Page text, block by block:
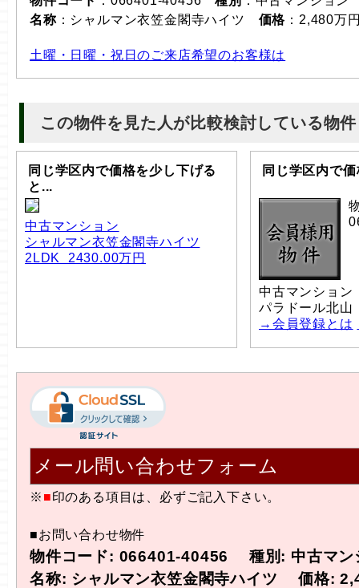
名称：シャルマン衣笠金閣寺ハイツ 価格 ：2,480万
土曜・日曜・祝日のご来店希望のお客様は
この物件を見た人が比較検討している物件
同じ学区内で価格を少し下げる
と...
中古マンション
シャルマン衣笠金閣寺ハイツ
2LDK 2430.00万円
同じ学区内で
中古マンション
パラドール北山
→会員登録とは
メール問い合わせフォーム
※ ■印のある項目は、必ずご記入下さい。
■お問い合わせ物件
物件コード: 066401-40456 種別: 中古マン
名称: シャルマン衣笠金閣寺ハイツ 価格: